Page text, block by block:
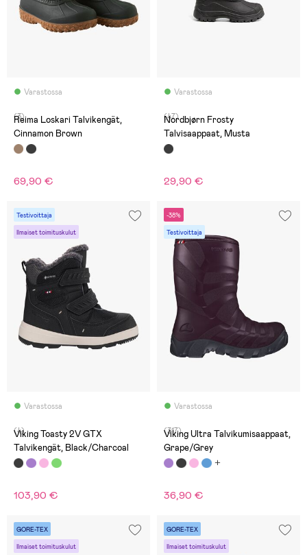
Varastossa
(3)
Reima Loskari Talvikengät,
Cinnamon Brown
69,90 €
Varastossa
(47)
Nordbjørn Frosty
Talvisaappaat, Musta
29,90 €
Testivoittaja
Ilmaiset toimituskulut
Varastossa
(4)
Viking Toasty 2V GTX
Talvikengät, Black/Charcoal
103,90 €
-38%
Testivoittaja
Varastossa
(317)
Viking Ultra Talvikumisaappaat,
Grape/Grey
36,90 €
GORE-TEX
Ilmaiset toimituskulut
GORE-TEX
Ilmaiset toimituskulut